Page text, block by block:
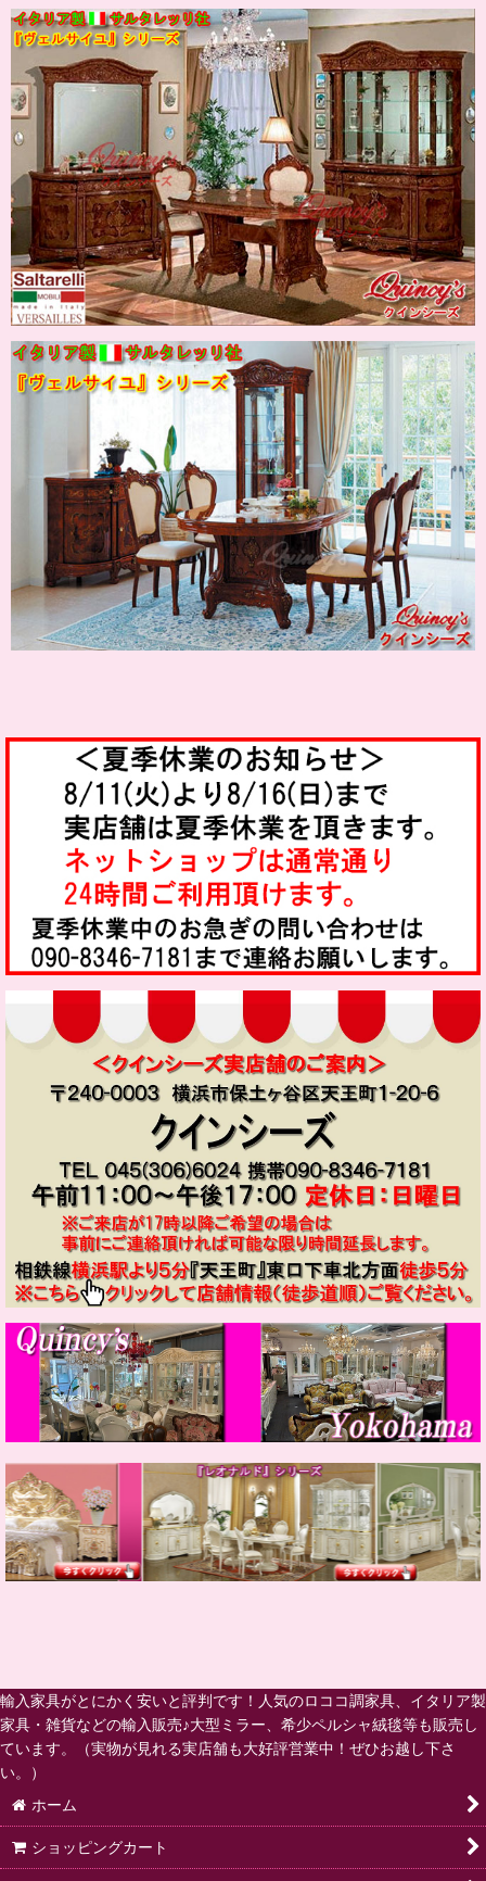
輸入家具がとにかく安いと評判です！人気のロココ調家具、イタリア製
家具・雑貨などの輸入販売♪大型ミラー、希少ペルシャ絨毯等も販売し
ています。（実物が見れる実店舗も大好評営業中！ぜひお越し下さ
い。）
ホーム
ショッピングカート